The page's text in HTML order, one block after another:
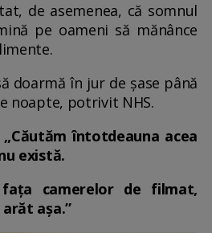
de asemenea, că somnul
pe oameni să mănânce
doarmă în jur de șase până
noapte, potrivit NHS.
„Căutăm întotdeauna acea
există.
camerelor de filmat,
așa.”